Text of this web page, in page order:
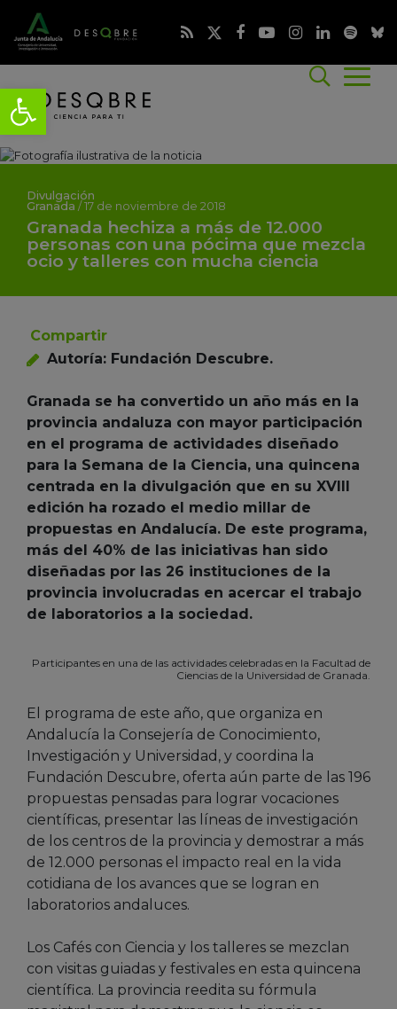
Divulgación
Granada / 17 de noviembre de 2018
Granada hechiza a más de 12.000
personas con una pócima que mezcla
ocio y talleres con mucha ciencia
Compartir
Autoría: Fundación Descubre.
Granada se ha convertido un año más en la
provincia andaluza con mayor participación
en el programa de actividades diseñado
para la Semana de la Ciencia, una quincena
centrada en la divulgación que en su XVIII
edición ha rozado el medio millar de
propuestas en Andalucía. De este programa,
más del 40% de las iniciativas han sido
diseñadas por las 26 instituciones de la
provincia involucradas en acercar el trabajo
de laboratorios a la sociedad.
Participantes en una de las actividades celebradas en la Facultad de
Ciencias de la Universidad de Granada.
El programa de este año, que organiza en
Andalucía la Consejería de Conocimiento,
Investigación y Universidad, y coordina la
Fundación Descubre, oferta aún parte de las 196
propuestas pensadas para lograr vocaciones
científicas, presentar las líneas de investigación
de los centros de la provincia y demostrar a más
de 12.000 personas el impacto real en la vida
cotidiana de los avances que se logran en
laboratorios andaluces.
Los Cafés con Ciencia y los talleres se mezclan
con visitas guiadas y festivales en esta quincena
científica. La provincia reedita su fórmula